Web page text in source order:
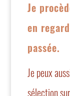
Je
en
passée.
Je peux
sélection